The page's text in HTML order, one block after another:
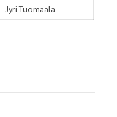
Jyri Tuomaala